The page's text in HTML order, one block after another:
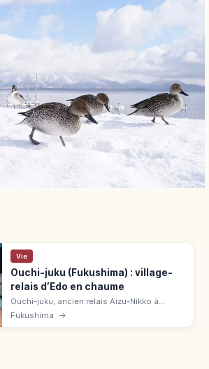
Vie
Ouchi-juku (Fukushima) : village-
relais d’Edo en chaume
Ouchi-juku, ancien relais Aizu-Nikko à
Fukushima, séduit par ses toits de chaume
Fukushima →